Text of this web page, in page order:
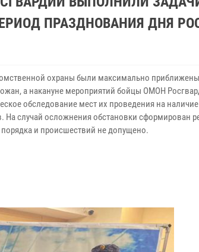
ПРАЗДНОВАНИЯ ДНЯ
охраны были максимально
а накануне мероприятий бойцы ОМОН
обследование мест их проведения на наличие
На случай осложнения обстановки сформирован
и происшествий не допущено.